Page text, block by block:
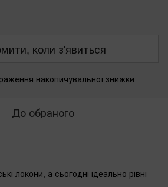
коли з'явиться
накопичувальної знижки
До обраного
локони, а сьогодні ідеально рівні